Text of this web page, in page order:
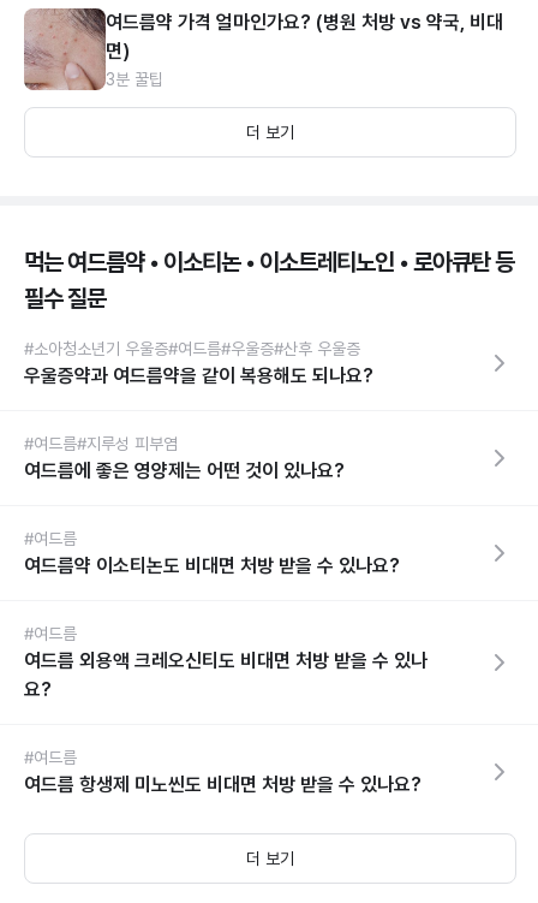
여드름약 가격 얼마인가요? (병원 처방 vs 약국, 비대
면)
3분 꿀팁
더 보기
먹는 여드름약 • 이소티논 • 이소트레티노인 • 로아큐탄 등
필수 질문
#소아청소년기 우울증#여드름#우울증#산후 우울증
우울증약과 여드름약을 같이 복용해도 되나요?
#여드름#지루성 피부염
여드름에 좋은 영양제는 어떤 것이 있나요?
#여드름
여드름약 이소티논도 비대면 처방 받을 수 있나요?
#여드름
여드름 외용액 크레오신티도 비대면 처방 받을 수 있나
요?
#여드름
여드름 항생제 미노씬도 비대면 처방 받을 수 있나요?
더 보기